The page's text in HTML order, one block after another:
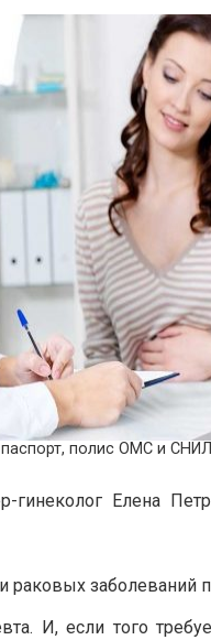
полис ОМС и
гинеколог Елена
раковых заболеваний
И, если того